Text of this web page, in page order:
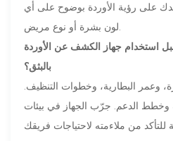
على رؤية الأوردة بوضوح على أي
استخدام جهاز الكشف عن الأوردة
بالبثق؟
وعمر البطارية، وخطوات التنظيف.
الدعم. جرّب الجهاز في بيئات